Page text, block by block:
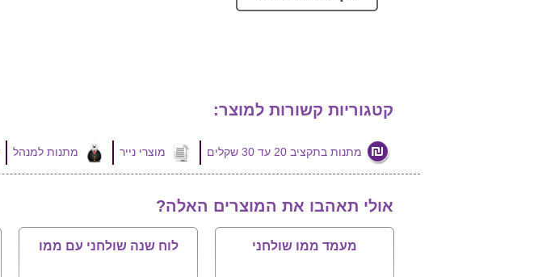
קטגוריות קשורות למוצר:
מתנות בתקציב 20 עד 30 שקלים מוצרי נייר מתנות למנהל
אולי תאהבו את המוצרים האלה?
מעמד ממו שולחני לוח שנה שולחני עם ממו